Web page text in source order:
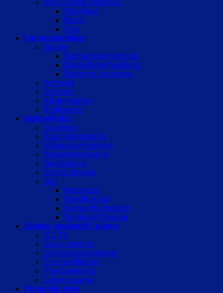
Artikl./andre handicap
Tallerkner
Bestik
Krus
Færdselsartikler
Bagde
Badge/synshandicap
Badge/hørerhandicap
Badge m. diagnose
Armbind
Emblem
Klistermærker
Trafikveste
Hobby/Fritid
Syartikler
Taktil Afmærkning
Måleudstyr/Værktøj
Afmærk/markering
Beklædning
Digital afmærk.
Spil
Bolde/Leg
Bræt/Brikspil
Kortspil/Kortholder
Terninger/Tilbehør
Digitale medier/AV udstyr
CC TV
Daisy-afspiller
Digitale notatoptager
Diverse/tilbehør
Fjernbetjening
Læsemaskine
Personlig pleje